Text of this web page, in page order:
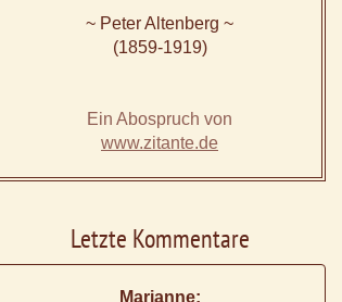
~ Peter Altenberg ~
(1859-1919)
Ein Abospruch von
www.zitante.de
Letzte Kommentare
Marianne: